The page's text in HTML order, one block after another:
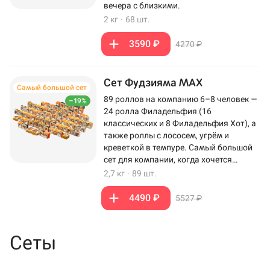
вечера с близкими.
2 кг · 68 шт.
3590 ₽ 4270 ₽
–19%
Самый большой сет Сет Фудзияма MAX
89 роллов на компанию 6–8 человек —
24 ролла Филадельфия (16
классических и 8 Филадельфия Хот), а
также роллы с лососем, угрём и
креветкой в темпуре. Самый большой
сет для компании, когда хочется
максимум роллов на столе.
2,7 кг · 89 шт.
4490 ₽ 5527 ₽
Сеты